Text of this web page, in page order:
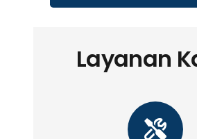
Layanan